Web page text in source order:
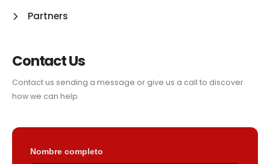
Partners
Contact Us
Contact us sending a message or give us a call to discover
how we can help.
Nombre completo